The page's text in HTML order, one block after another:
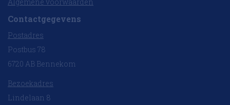
Contactgegevens
Postadres
Postbus 78
6720 AB Bennekom
Bezoekadres
Lindelaan 8